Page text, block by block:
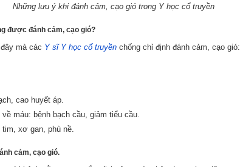
Những lưu ý khi đánh cảm, cạo gió trong Y học cổ truyền
được đánh cảm, cạo gió?
mà các Y sĩ Y học cổ truyềnchống chỉ định đánh cảm, cạo gió:
cao huyết áp.
máu: bệnh bạch cầu, giảm tiểu cầu.
xơ gan, phù nề.
cảm, cạo gió.